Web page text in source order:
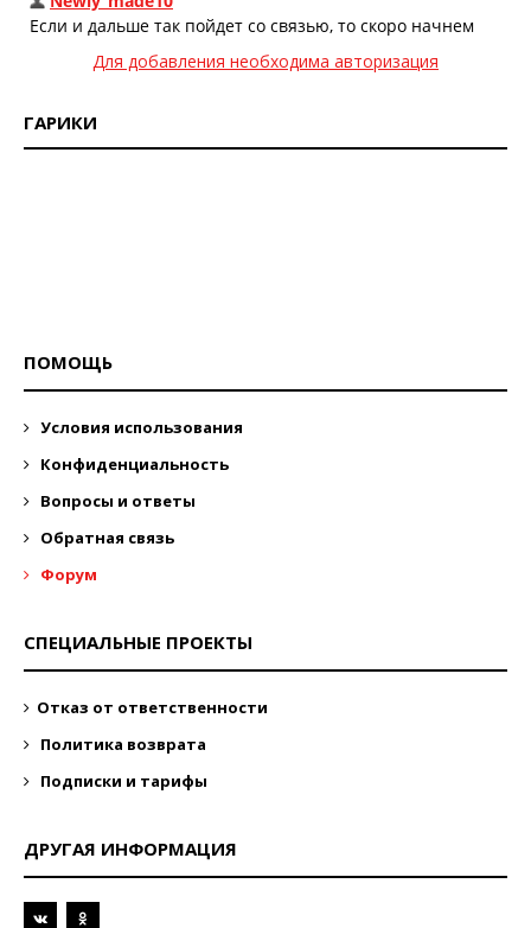
Для добавления необходима авторизация
ГАРИКИ
ПОМОЩЬ
Условия использования
Конфиденциальность
Вопросы и ответы
Обратная связь
Форум
СПЕЦИАЛЬНЫЕ ПРОЕКТЫ
Отказ от ответственности
Политика возврата
Подписки и тарифы
ДРУГАЯ ИНФОРМАЦИЯ